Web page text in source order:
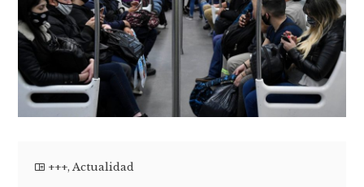
+++,Actualidad